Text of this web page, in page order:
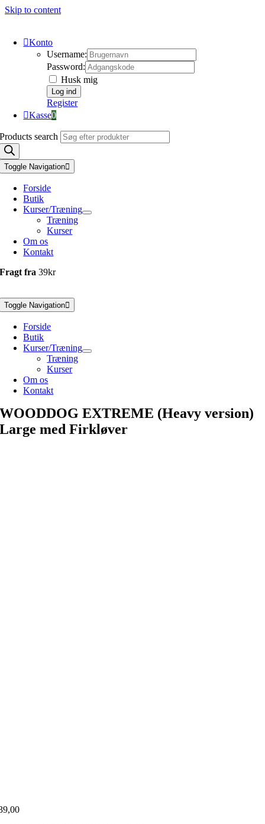
Skip to content
Konto
Username:
Password:
Husk mig
Register
Kasse0
Products search
Toggle Navigation
Forside
Butik
Kurser/Træning
Træning
Kurser
Om os
Kontakt
Fragt fra39kr
Toggle Navigation
Forside
Butik
Kurser/Træning
Træning
Kurser
Om os
Kontakt
WOODDOG EXTREME (Heavy version)
Large med Firkløver